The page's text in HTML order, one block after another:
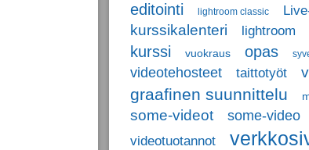
editointi lightroom classic
kurssikalenteri lightroom
kurssi vuokraus opas
videotehosteet taittotyöt
graafinen suunnittelu
some-videot some-video
videotuotannot